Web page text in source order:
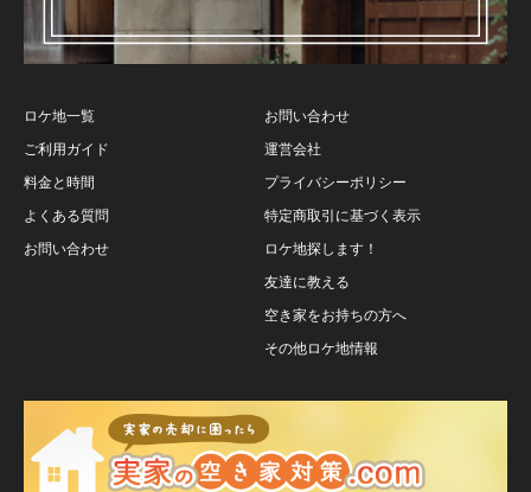
ロケ地一覧
ご利用ガイド
料金と時間
よくある質問
お問い合わせ
お問い合わせ
運営会社
プライバシーポリシー
特定商取引に基づく表示
ロケ地探します！
友達に教える
空き家をお持ちの方へ
その他ロケ地情報